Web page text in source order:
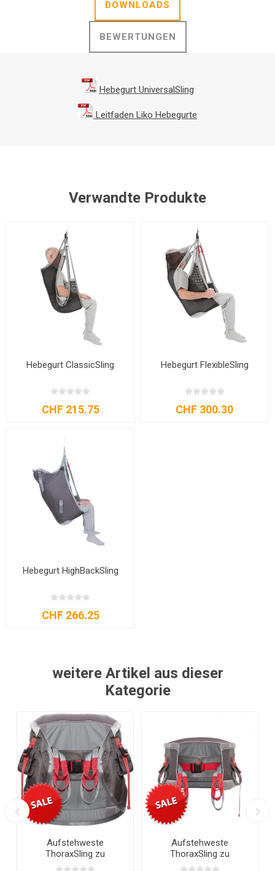
DOWNLOADS
BEWERTUNGEN
Hebegurt UniversalSling
Leitfaden Liko Hebegurte
Verwandte Produkte
Hebegurt ClassicSling
CHF 215.75
Hebegurt FlexibleSling
CHF 300.30
Hebegurt HighBackSling
CHF 266.25
weitere Artikel aus dieser
Kategorie
Aufstehweste
ThoraxSling zu
MiniLift200
Aufstehweste
ThoraxSling zu
MiniLift200